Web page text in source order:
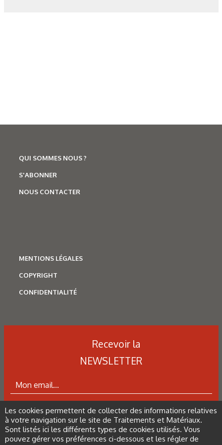
Corrosion,Hydrogène
Caractérisation des hydrures
techniques d’analyse
Traitements thermiques
Les aciers pour trempe
superficielle
QUI SOMMES NOUS ?
S'ABONNER
NOUS CONTACTER
MENTIONS LÉGALES
COPYRIGHT
CONFIDENTIALITÉ
Recevoir la
NEWSLETTER
ABONNEZ-VOUS À LA NEWSLETTER
Les cookies permettent de collecter des informations relatives
à votre navigation sur le site de Traitements et Matériaux.
Sont listés ici les différents types de cookies utilisés. Vous
pouvez gérer vos préférences ci-dessous et les régler de